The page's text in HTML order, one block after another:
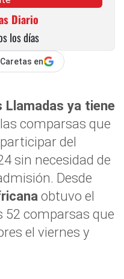
Diario
los días
en
Llamadas ya tiene
comparsas que
del
sin necesidad de
Desde
obtuvo el
52 comparsas que
el viernes y